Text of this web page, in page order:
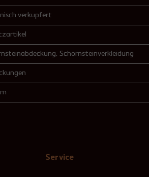
verkupfert
, Schornsteinverkleidung
Service